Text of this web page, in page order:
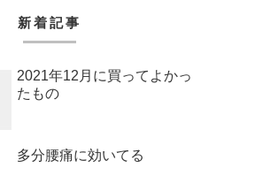
新着記事
2021年12月に買ってよかっ
たもの
多分腰痛に効いてる